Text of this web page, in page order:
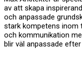
av att skapa
och anpassade
stark kompetens inom
och kommunikation
blir väl anpassade